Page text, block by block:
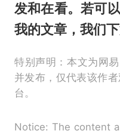
发和在看。若可
我的文章，我们下
特别声明：本文为网
并发布，仅代表该作
台。
Notice: The content